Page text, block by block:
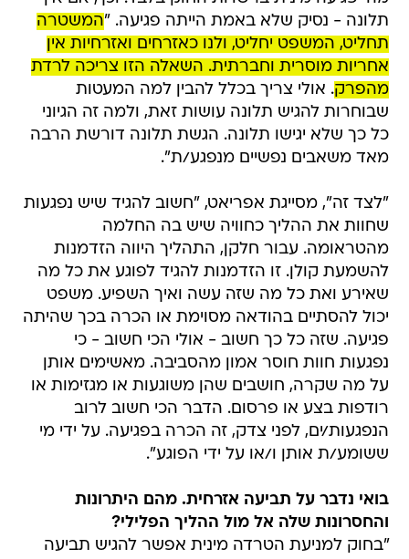
תלונה - נסיק שלא באמת הייתה פגיעה. "המשטרה
תחליט, המשפט יחליט, ולנו כאזרחים ואזרחיות אין
אחריות מוסרית וחברתית. השאלה הזו צריכה לרדת
מהפרק. אולי צריך בכלל להבין למה המעטות
שבוחרות להגיש תלונה עושות זאת, ולמה זה הגיוני
כל כך שלא יגישו תלונה. הגשת תלונה דורשת הרבה
מאד משאבים נפשיים מנפגע/ת".
"לצד זה", מסייגת אפריאט, "חשוב להגיד שיש נפגעות
שחוות את ההליך כחוויה שיש בה החלמה
מהטראומה. עבור חלקן, התהליך היווה הזדמנות
להשמעת קולן. זו הזדמנות להגיד לפוגע את כל מה
שאירע ואת כל מה שזה עשה ואיך השפיע. משפט
יכול להסתיים בהודאה מסוימת או הכרה בכך שהיתה
פגיעה. שזה כל כך חשוב - אולי הכי חשוב - כי
נפגעות חוות חוסר אמון מהסביבה. מאשימים אותן
על מה שקרה, חושבים שהן משוגעות או מגזימות או
רודפות בצע או פרסום. הדבר הכי חשוב לרוב
הנפגעות/ים, לפני צדק, זה הכרה בפגיעה. על ידי מי
ששומע/ת אותן ו/או על ידי הפוגע".
בואי נדבר על תביעה אזרחית. מהם היתרונות
והחסרונות שלה אל מול ההליך הפלילי?
"בחוק למניעת הטרדה מינית אפשר להגיש תביעה